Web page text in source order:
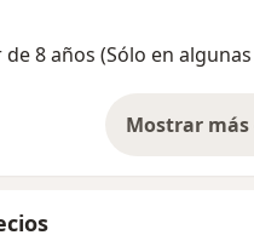
8 años (Sólo en
Mostrar